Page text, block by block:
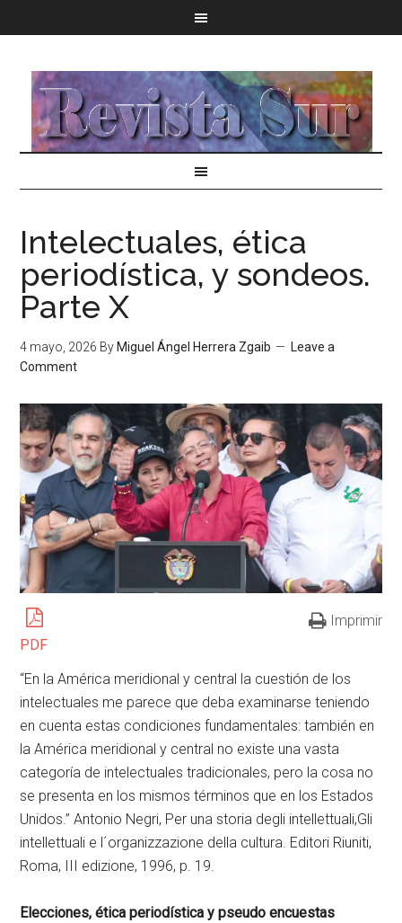
Intelectuales, ética
periodística, y sondeos.
Parte X
4 mayo, 2026 By Miguel Ángel Herrera Zgaib
Leave a
Comment
PDF
Imprimir
“En la América meridional y central la cuestión de los
intelectuales me parece que deba examinarse teniendo
en cuenta estas condiciones fundamentales: también en
la América meridional y central no existe una vasta
categoría de intelectuales tradicionales, pero la cosa no
se presenta en los mismos términos que en los Estados
Unidos.” Antonio Negri, Per una storia degli intellettuali,Gli
intellettuali e l´organizzazione della cultura. Editori Riuniti,
Roma, III edizione, 1996, p. 19.
Elecciones, ética periodística y pseudo encuestas